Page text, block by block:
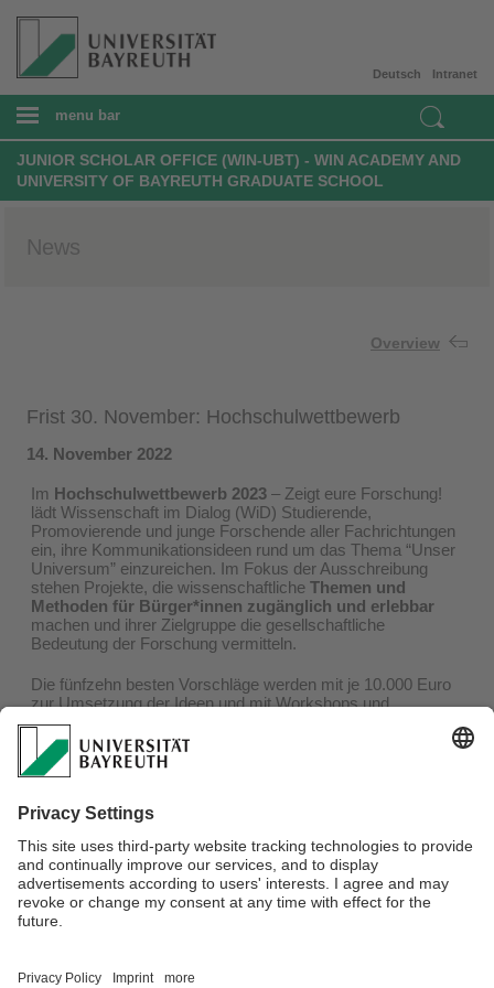
Intranet
Deutsch
menu bar
JUNIOR SCHOLAR OFFICE (WIN-UBT) - WIN ACADEMY AND
UNIVERSITY OF BAYREUTH GRADUATE SCHOOL
News
Overview
Frist 30. November: Hochschulwettbewerb
14. November 2022
Im Hochschulwettbewerb 2023 – Zeigt eure Forschung!
lädt Wissenschaft im Dialog (WiD) Studierende,
Promovierende und junge Forschende aller Fachrichtungen
ein, ihre Kommunikationsideen rund um das Thema “Unser
Universum” einzureichen. Im Fokus der Ausschreibung
stehen Projekte, die wissenschaftliche Themen und
Methoden für Bürger*innen zugänglich und erlebbar
machen und ihrer Zielgruppe die gesellschaftliche
Bedeutung der Forschung vermitteln.
Die fünfzehn besten Vorschläge werden mit je 10.000 Euro
zur Umsetzung der Ideen und mit Workshops und
Schulungen zur Wissenschaftskommunikation sowie der
Aufnahme in das Alumni-Netzwerk des
Hochschulwettbewerbs belohnt.
Teilnehmen können Studierende, Promovierende sowie
junge Forschende aller Fachrichtungen ansässig an einer
Hochschule, Universität oder außeruniversitären
Forschungseinrichtung in Deutschland.
Detaillierte Informationen zur Bewerbung und zum